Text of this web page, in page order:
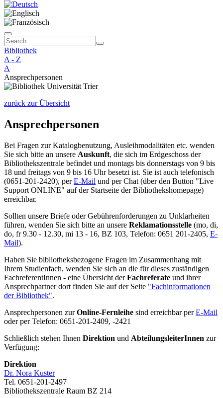
Bibliothek
A - Z
A
Ansprechpersonen
zurück zur Übersicht
Ansprechpersonen
Bei Fragen zur Katalogbenutzung, Ausleihmodalitäten etc. wenden
Sie sich bitte an unsere Auskunft, die sich im Erdgeschoss der
Bibliothekszentrale befindet und montags bis donnerstags von 9 bis
18 und freitags von 9 bis 16 Uhr besetzt ist. Sie ist auch telefonisch
(0651-201-2420), perE-Mail und per Chat (über den Button "Live
Support ONLINE" auf der Startseite der Bibliothekshomepage)
erreichbar.
Sollten unsere Briefe oder Gebührenforderungen zu Unklarheiten
führen, wenden Sie sich bitte an unsere Reklamationsstelle (mo, di,
do, fr 9.30 - 12.30, mi 13 - 16, BZ 103, Telefon: 0651 201-2405, E-
Mail).
Haben Sie bibliotheksbezogene Fragen im Zusammenhang mit
Ihrem Studienfach, wenden Sie sich an die für dieses zuständigen
FachreferentInnen - eine Übersicht derFachreferate und ihrer
Ansprechpartner dort finden Sie auf der Seite "Fachinformationen
der Bibliothek".
Ansprechpersonen zurOnline-Fernleihe sind erreichbar perE-Mail
oder per Telefon: 0651-201-2409, -2421
Schließlich stehen Ihnen Direktion und AbteilungsleiterInnen zur
Verfügung:
Direktion
Dr. Nora Kuster
Tel. 0651-201-2497
Bibliothekszentrale Raum BZ 214